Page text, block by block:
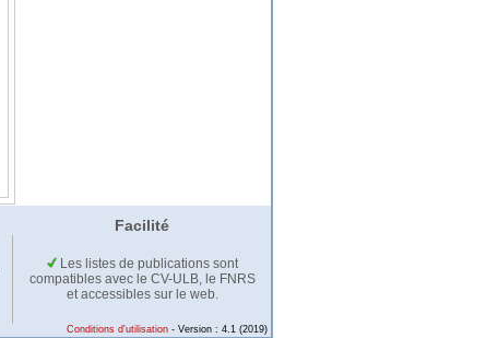
Facilité
Les listes de publications sont
compatibles avec le CV-ULB, le FNRS
et accessibles sur le web.
Conditions d'utilisation - Version : 4.1 (2019)